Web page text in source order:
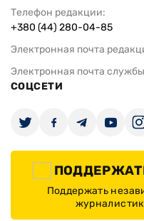
Телефон редакции:
+380 (44) 280-04-85
Электронная почта
Электронная почта
СОЦСЕТИ
Поддержать